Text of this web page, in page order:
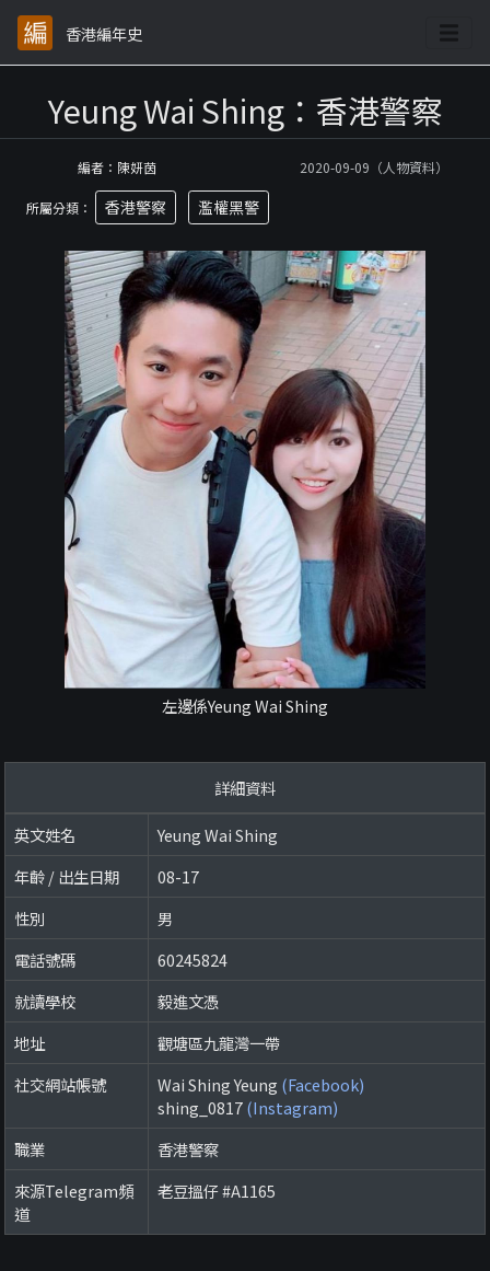
香港編年史
Yeung Wai Shing：香港警察
編者：陳妍茵 2020-09-09（人物資料）
所屬分類： 香港警察 濫權黑警
左邊係Yeung Wai Shing
詳細資料
英文姓名
Yeung Wai Shing
年齡 / 出生日期
08-17
性別
男
電話號碼
60245824
就讀學校
毅進文憑
地址
觀塘區九龍灣一帶
社交網站帳號
Wai Shing Yeung (Facebook)
shing_0817(Instagram)
職業
香港警察
來源Telegram頻
道
老豆搵仔 #A1165